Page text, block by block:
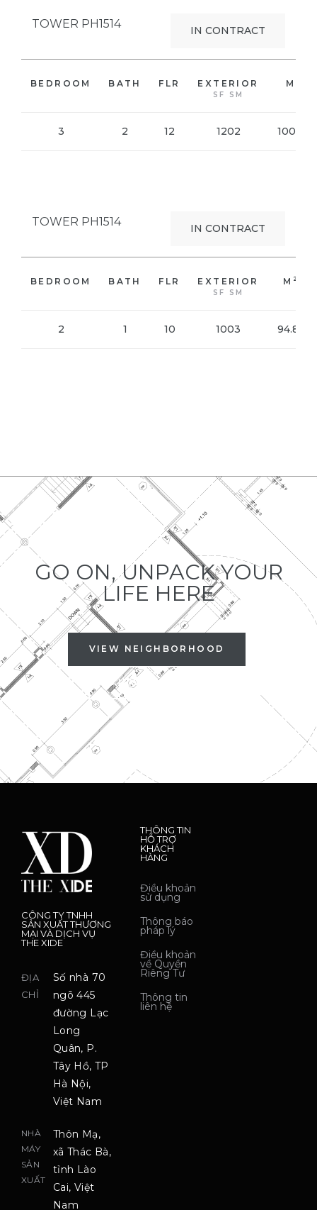
TOWER PH1514 IN CONTRACT
BEDROOM BATH FLR EXTERIOR
SF SM
M
3 2 12 1202 100.68
TOWER PH1514 IN CONTRACT
BEDROOM BATH FLR EXTERIOR
SF SM
M 2
2 1 10 1003 94.86
GO ON, UNPACK YOUR
LIFE HERE
VIEW NEIGHBORHOOD
VIEW AMENITIES
CÔNG TY TNHH
SẢN XUẤT THƯƠNG
MẠI VÀ DỊCH VỤ
THE XIDE
ĐỊA
CHỈ
Số nhà 70
ngõ 445
đường Lạc
Long
Quân, P.
Tây Hồ, TP
Hà Nội,
Việt Nam
NHÀ
MÁY
SẢN
XUẤT
Thôn Mạ,
xã Thác Bà,
tỉnh Lào
Cai, Việt
Nam
THÔNG TIN
HỖ TRỢ
KHÁCH
HÀNG
Điều khoản
sử dụng
Thông báo
pháp lý
Điều khoản
về Quyền
Riêng Tư
Thông tin
liên hệ